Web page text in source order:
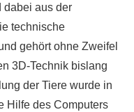
dabei aus der
technische
gehört ohne Zweifel
3D-Technik bislang
der Tiere wurde in
Hilfe des Computers